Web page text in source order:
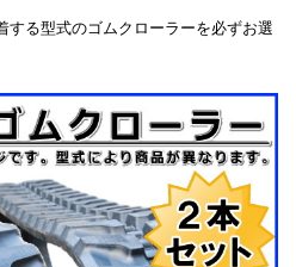
する型式のゴムクローラーを必ずお選